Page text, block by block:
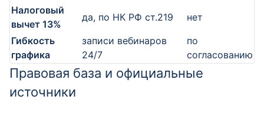
Налоговый
вычет 13%
да, по НК РФ ст.219
нет
Гибкость
графика
записи вебинаров
24/7
по
согласованию
Правовая база и официальные
источники